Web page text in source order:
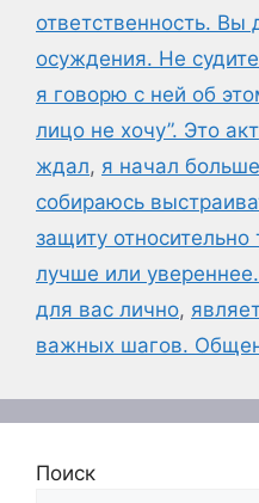
ответственность.
осуждения. Не
я говорю с ней об
лицо не хочу”. Это
ждал, я начал
собираюсь
защиту относительно
лучше или
для вас лично,
важных шагов.
Поиск